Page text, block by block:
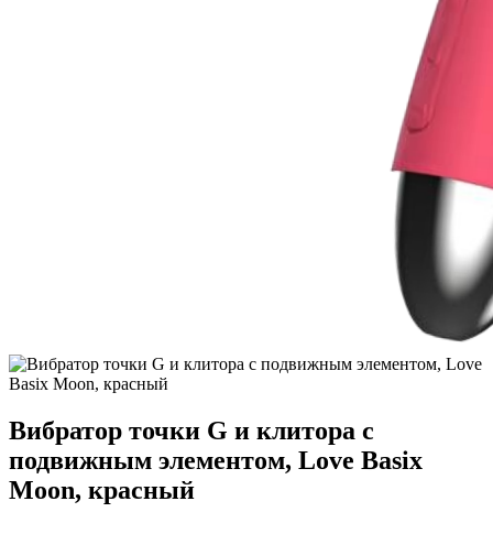
Вибратор точки G и клитора с
подвижным элементом, Love Basix
Moon, красный